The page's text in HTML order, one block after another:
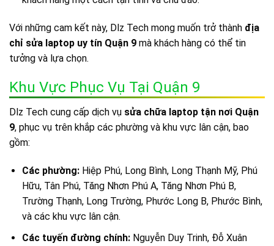
Với những cam kết này, Dlz Tech mong muốn trở thành địa
chỉ sửa laptop uy tín Quận 9 mà khách hàng có thể tin
tưởng và lựa chọn.
Khu Vực Phục Vụ Tại Quận 9
Dlz Tech cung cấp dịch vụ sửa chữa laptop tận nơi Quận
9, phục vụ trên khắp các phường và khu vực lân cận, bao
gồm:
Các phường:Hiệp Phú, Long Bình, Long Thạnh Mỹ, Phú
Hữu, Tân Phú, Tăng Nhơn Phú A, Tăng Nhơn Phú B,
Trường Thạnh, Long Trường, Phước Long B, Phước Bình,
và các khu vực lân cận.
Các tuyến đường chính:Nguyễn Duy Trinh, Đỗ Xuân